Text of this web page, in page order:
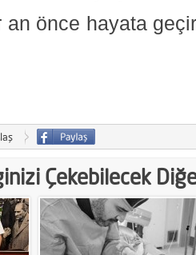
an önce hayata
Çekebilecek